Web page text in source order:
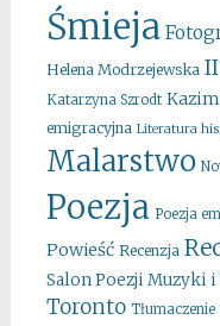
Śmieja
Helena Modrzejewska
Katarzyna Szrodt
emigracyjna Literatura
Malarstwo
Poezja Poezja
Powieść Recenzja
Salon Poezji Muzyki i
Toronto Tłumaczenie